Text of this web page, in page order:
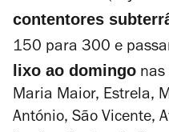
contentores
150 para 300 e
lixo ao domingo nas
Maria Maior, Estrela,
António, São Vicente,